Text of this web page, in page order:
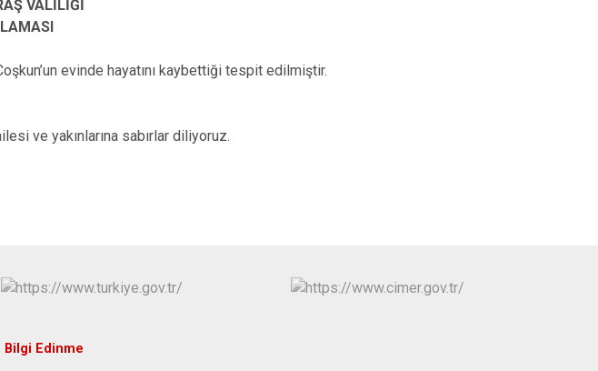
VALİLİĞİ
evinde hayatını kaybettiği tespit edilmiştir.
ve yakınlarına sabırlar diliyoruz.
Bilgi Edinme